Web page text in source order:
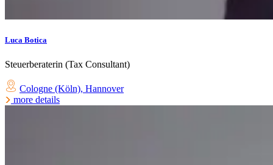
Luca Botica
Steuerberaterin (Tax Consultant)
Cologne (Köln), Hannover
more details